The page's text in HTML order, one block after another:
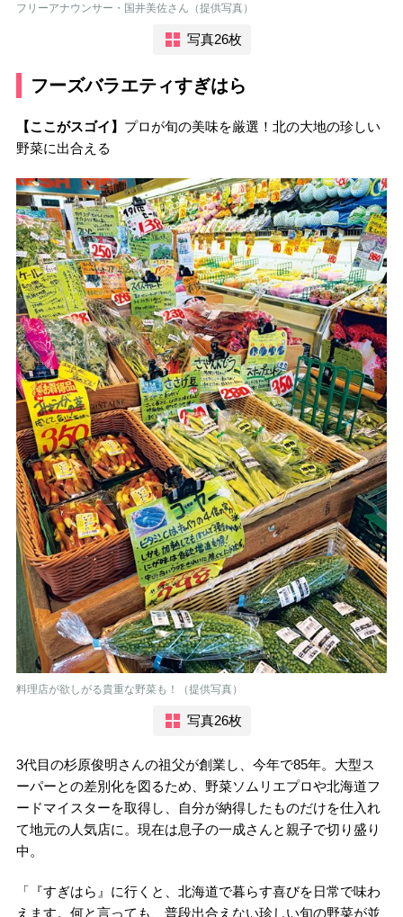
フリーアナウンサー・国井美佐さん（提供写真）
写真26枚
フーズバラエティすぎはら
【ここがスゴイ】 プロが旬の美味を厳選！北の大地の珍しい
野菜に出合える
料理店が欲しがる貴重な野菜も！（提供写真）
写真26枚
3代目の杉原俊明さんの祖父が創業し、今年で85年。大型ス
ーパーとの差別化を図るため、野菜ソムリエプロや北海道フ
ードマイスターを取得し、自分が納得したものだけを仕入れ
て地元の人気店に。現在は息子の一成さんと親子で切り盛り
中。
「『すぎはら』に行くと、北海道で暮らす喜びを日常で味わ
えます。何と言っても、普段出合えない珍しい旬の野菜が並